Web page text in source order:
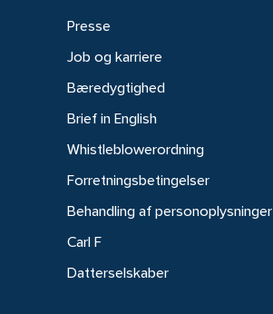
Presse
Job og karriere
Bæredygtighed
Brief in English
Whistleblowerordning
Forretningsbetingelser
Behandling af personoplysninger
Carl F
Datterselskaber